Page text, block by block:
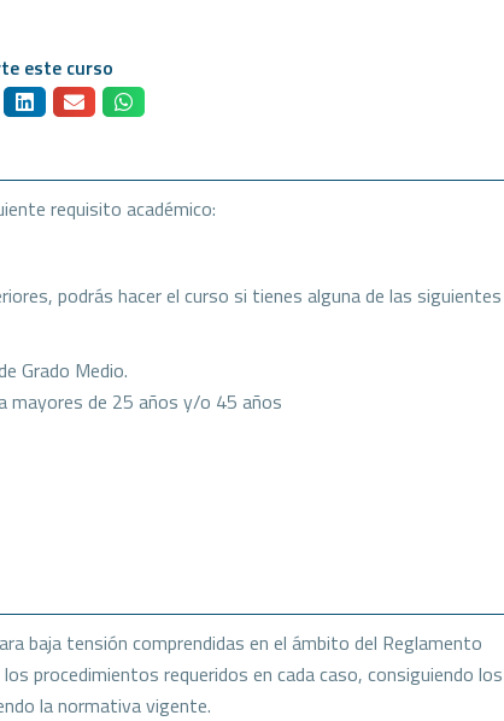
este curso
requisito académico:
podrás hacer el curso si tienes alguna de las siguientes
Grado Medio.
mayores de 25 años y/o 45 años
baja tensión comprendidas en el ámbito del Reglamento
procedimientos requeridos en cada caso, consiguiendo los
la normativa vigente.